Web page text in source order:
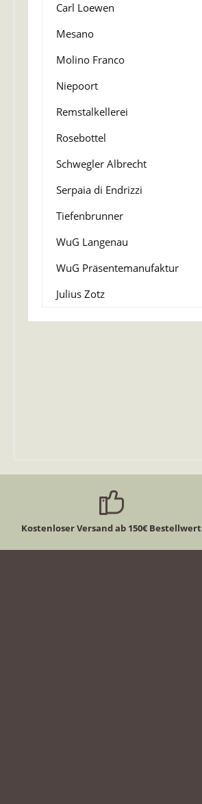
Carl Loewen
Mesano
Molino Franco
Niepoort
Remstalkellerei
Rosebottel
Schwegler Albrecht
Serpaia di Endrizzi
Tiefenbrunner
WuG Langenau
WuG Präsentemanufaktur
Julius Zotz
Kostenloser Versand ab 150€ Bestellwert